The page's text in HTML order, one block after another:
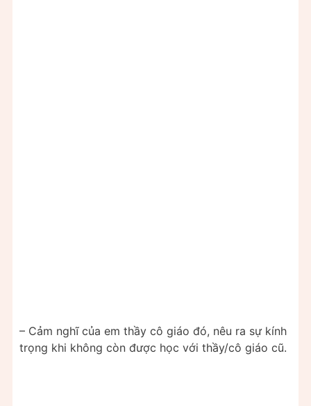
– Cảm nghĩ của em thầy cô giáo đó, nêu ra sự kính
trọng khi không còn được học với thầy/cô giáo cũ.